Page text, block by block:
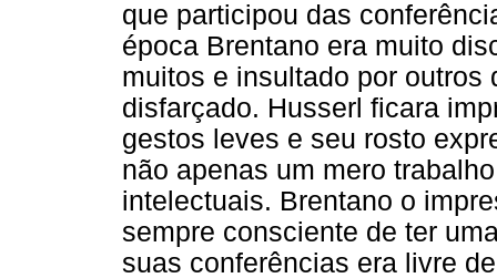
que participou das
época Brentano era muito
muitos e insultado por
disfarçado. Husserl ficara
gestos leves e seu rosto
não apenas um mero
intelectuais. Brentano o
sempre consciente de ter
suas conferências era livre